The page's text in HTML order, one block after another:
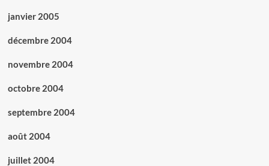
janvier 2005
décembre 2004
novembre 2004
octobre 2004
septembre 2004
août 2004
juillet 2004